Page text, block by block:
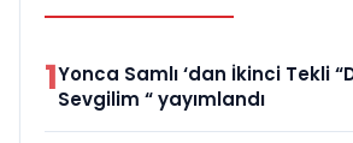
1Yonca Samlı ‘dan İkinci Tekli
Sevgilim “ yayımlandı